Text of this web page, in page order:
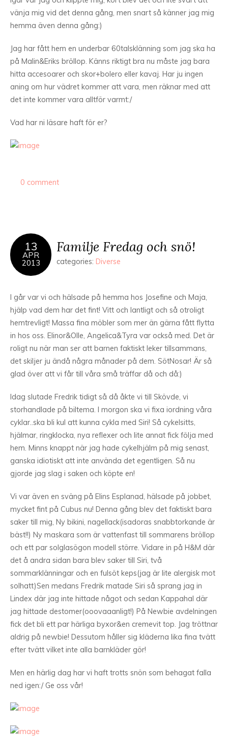
vänja mig vid det denna gång, men snart så känner jag mig
hemma även denna gång:)
Jag har fått hem en underbar 60talsklänning som jag ska ha
på Malin&Eriks bröllop. Känns riktigt bra nu måste jag bara
hitta accesoarer och skor+bolero eller kavaj. Har ju ingen
aning om hur vädret kommer att vara, men räknar med att
det inte kommer vara alltför varmt:/
Vad har ni läsare haft för er?
0 comment
13
APR
2013
Familje Fredag och snö!
categories: Diverse
I går var vi och hälsade på hemma hos Josefine och Maja,
hjälp vad dem har det fint! Vitt och lantligt och så otroligt
hemtrevligt! Massa fina möbler som mer än gärna fått flytta
in hos oss. Elinor&Olle, Angelica&Tyra var också med. Det är
roligt nu när man ser att barnen faktiskt leker tillsammans,
det skiljer ju ändå några månader på dem. SötNosar! Är så
glad över att vi får till våra små träffar då och då:)
Idag slutade Fredrik tidigt så då åkte vi till Skövde, vi
storhandlade på biltema. I morgon ska vi fixa iordning våra
cyklar..ska bli kul att kunna cykla med Siri! Så cykelsitts,
hjälmar, ringklocka, nya reflexer och lite annat fick följa med
hem. Minns knappt när jag hade cykelhjälm på mig senast,
ganska idiotiskt att inte använda det egentligen. Så nu
gjorde jag slag i saken och köpte en!
Vi var även en sväng på Elins Esplanad, hälsade på jobbet,
mycket fint på Cubus nu! Denna gång blev det faktiskt bara
saker till mig, Ny bikini, nagellack(isadoras snabbtorkande är
bäst!!) Ny maskara som är vattenfast till sommarens bröllop
och ett par solglasögon modell större. Vidare in på H&M där
det å andra sidan bara blev saker till Siri, två
sommarklänningar och en fulsöt keps(jag är lite alergisk mot
solhatt)Sen medans Fredrik matade Siri så sprang jag in
Lindex där jag inte hittade något och sedan Kappahal där
jag hittade destomer(ooovaaanligt!) På Newbie avdelningen
fick det bli ett par härliga byxor&en cremevit top. Jag tröttnar
aldrig på newbie! Dessutom håller sig kläderna lika fina tvätt
efter tvätt vilket inte alla barnkläder gör!
Men en härlig dag har vi haft trotts snön som behagat falla
ned igen:/ Ge oss vår!